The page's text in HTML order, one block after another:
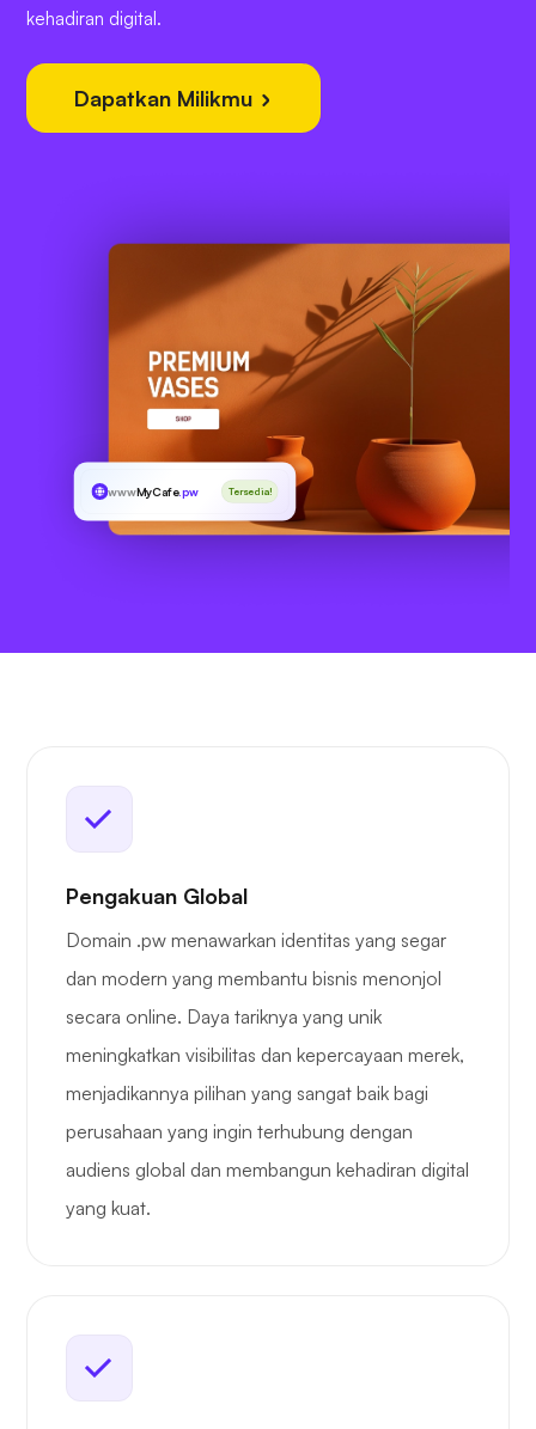
kehadiran digital.
Dapatkan Milikmu
wwwMyCafe.pw Tersedia!
Pengakuan Global
Domain .pw menawarkan identitas yang segar
dan modern yang membantu bisnis menonjol
secara online. Daya tariknya yang unik
meningkatkan visibilitas dan kepercayaan merek,
menjadikannya pilihan yang sangat baik bagi
perusahaan yang ingin terhubung dengan
audiens global dan membangun kehadiran digital
yang kuat.